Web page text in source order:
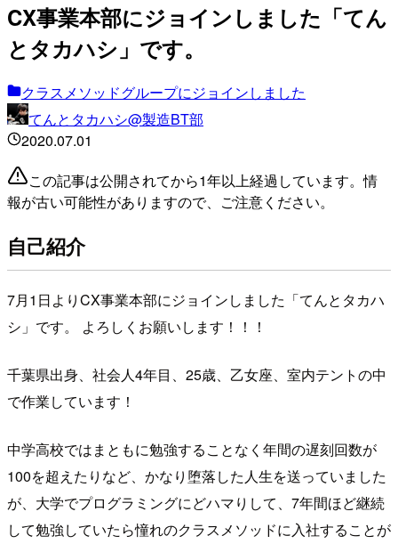
CX事業本部にジョインしました「てん
とタカハシ」です。
クラスメソッドグループにジョインしました
てんとタカハシ@製造BT部
2020.07.01
この記事は公開されてから1年以上経過しています。情
報が古い可能性がありますので、ご注意ください。
自己紹介
7月1日よりCX事業本部にジョインしました「てんとタカハ
シ」です。 よろしくお願いします！！！
千葉県出身、社会人4年目、25歳、乙女座、室内テントの中
で作業しています！
中学高校ではまともに勉強することなく年間の遅刻回数が
100を超えたりなど、かなり堕落した人生を送っていました
が、大学でプログラミングにどハマりして、7年間ほど継続
して勉強していたら憧れのクラスメソッドに入社することが